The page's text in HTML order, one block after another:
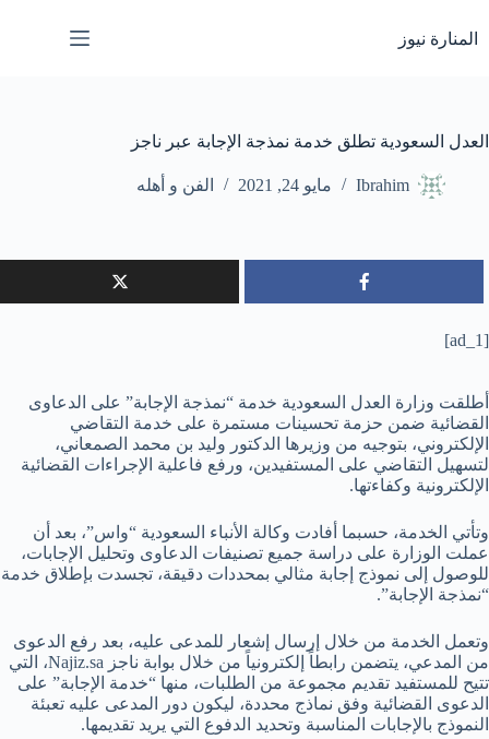
إلى
المحتوى
المنارة نيوز
العدل السعودية تطلق خدمة نمذجة الإجابة عبر ناجز
Ibrahim مايو 24, 2021 الفن و أهله
[ad_1]
أطلقت وزارة العدل السعودية خدمة “نمذجة الإجابة” على الدعاوى
القضائية ضمن حزمة تحسينات مستمرة على خدمة التقاضي
الإلكتروني، بتوجيه من وزيرها الدكتور وليد بن محمد الصمعاني،
لتسهيل التقاضي على المستفيدين، ورفع فاعلية الإجراءات القضائية
الإلكترونية وكفاءتها.
وتأتي الخدمة، حسبما أفادت وكالة الأنباء السعودية “واس”، بعد أن
عملت الوزارة على دراسة جميع تصنيفات الدعاوى وتحليل الإجابات،
للوصول إلى نموذج إجابة مثالي بمحددات دقيقة، تجسدت بإطلاق خدمة
“نمذجة الإجابة”.
وتعمل الخدمة من خلال إرسال إشعار للمدعى عليه، بعد رفع الدعوى
من المدعي، يتضمن رابطاً إلكترونياً من خلال بوابة ناجز Najiz.sa، التي
تتيح للمستفيد تقديم مجموعة من الطلبات، منها “خدمة الإجابة” على
الدعوى القضائية وفق نماذج محددة، ليكون دور المدعى عليه تعبئة
النموذج بالإجابات المناسبة وتحديد الدفوع التي يريد تقديمها.